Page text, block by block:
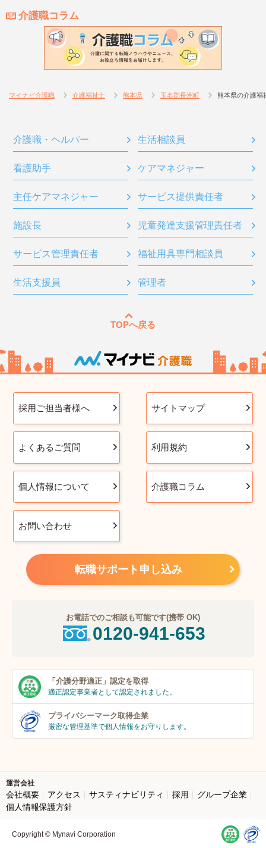
介護職コラム
マイナビ介護職 介護福祉士 熊本県 玉名郡長洲町 熊本県の介護福
介護職・ヘルパー 生活相談員
看護助手 ケアマネジャー
主任ケアマネジャー サービス提供責任者
施設長 児童発達支援管理責任者
サービス管理責任者 福祉用具専門相談員
生活支援員 管理者
TOPへ戻る
採用ご担当者様へ サイトマップ
よくあるご質問 利用規約
個人情報について 介護職コラム
お問い合わせ
転職サポート申し込み
お電話でのご相談も可能です(携帯 OK)
0120-941-653
「介護分野適正」 認定を取得
適正認定事業者として認定されました。
プライバシーマーク取得企業
厳密な管理基準で個人情報をお守りします。
運営会社
会社概要 アクセス サスティナビリティ 採用
グループ企業
個人情報保護方針
Copyright © Mynavi Corporation